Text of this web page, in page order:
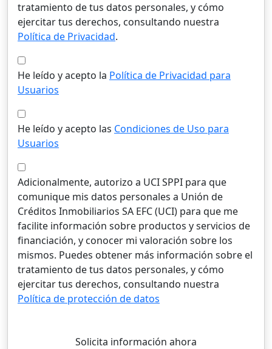
tratamiento de tus datos personales, y cómo
ejercitar tus derechos, consultando nuestra
Política de Privacidad.
He leído y acepto la Política de Privacidad para
Usuarios
He leído y acepto las Condiciones de Uso para
Usuarios
Adicionalmente, autorizo a UCI SPPI para que
comunique mis datos personales a Unión de
Créditos Inmobiliarios SA EFC (UCI) para que me
facilite información sobre productos y servicios de
financiación, y conocer mi valoración sobre los
mismos. Puedes obtener más información sobre el
tratamiento de tus datos personales, y cómo
ejercitar tus derechos, consultando nuestra
Política de protección de datos
Solicita información ahora